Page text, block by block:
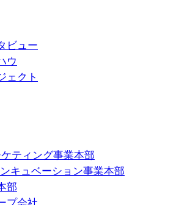
ビュー
ウ
ェクト
ティング事業本部
キュベーション事業本部
部